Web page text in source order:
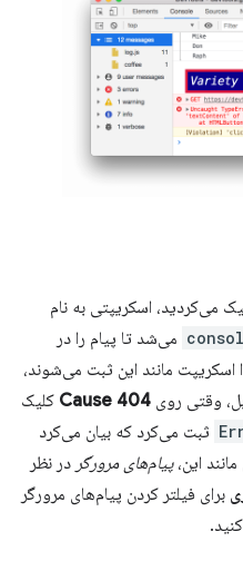
می‌کردید، اسکریپتی به نام
می‌شد تا پیام را در
مانند این ثبت می‌شوند،
وقتی روی Cause 404 کلیک
ثبت می‌کرد که بیان می‌کرد
این،پیام‌های مرورگر در نظر
برای فیلتر کردن پیام‌های مرورگر